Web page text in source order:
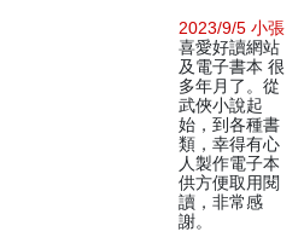
2023/9/5 小張
喜愛好讀網站
及電子書本 很
多年月了。從
武俠小說起
始，到各種書
類，幸得有心
人製作電子本
供方便取用閱
讀，非常感
謝。